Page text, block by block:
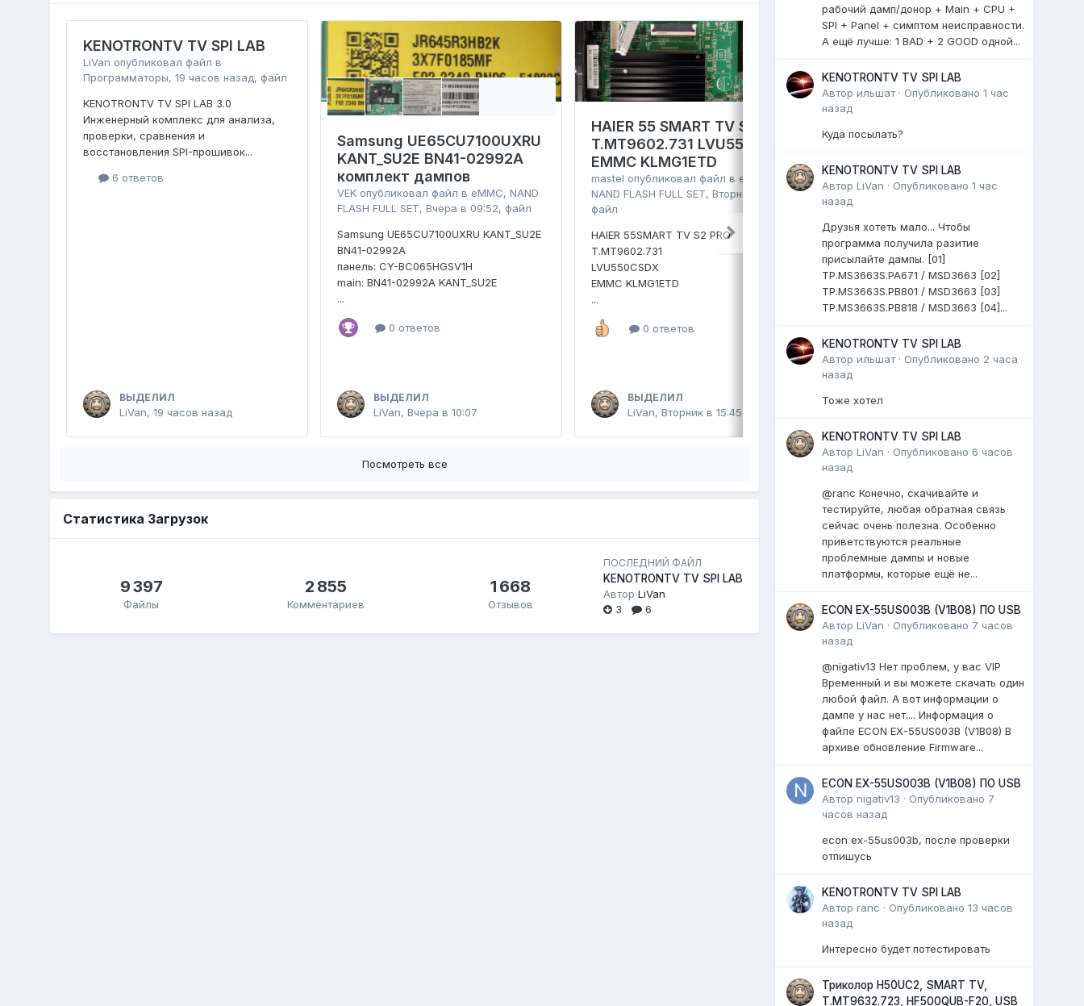
KENOTRONTV TV SPI LAB
LiVan опубликовал файл в
Программаторы,19 часов назад, файл
KENOTRONTV TV SPI LAB 3.0
Инженерный комплекс для анализа,
проверки, сравнения и
восстановления SPI-прошивок...
6 ответов
ВЫДЕЛИЛ
LiVan,19 часов назад
Samsung UE65CU7100UXRU
KANT_SU2E BN41-02992A
комплект дампов
VEK опубликовал файл в eMMC, NAND
FLASH FULL SET,Вчера в 09:52, файл
Samsung UE65CU7100UXRU KANT_SU2E
BN41-02992A
панель: CY-BC065HGSV1H
main: BN41-02992A KANT_SU2E
...
0 ответов
ВЫДЕЛИЛ
LiVan,Вчера в 10:07
HAIER 55 SMART TV S2 PRO,
T.MT9602.731 LVU550CSDX
EMMC KLMG1ETD
mastel опубликовал файл в eMMC,
NAND FLASH FULL SET,Вторник в 06:57,
файл
HAIER 55SMART TV S2 PRO
T.MT9602.731
LVU550CSDX
EMMC KLMG1ETD
...
0 ответов
ВЫДЕЛИЛ
LiVan,Вторник в 15:45
GAZER TV49-US2G,
HV490QUB, eMMC Toshiba
016G30 16GB, полный дамп
kmm
FLASH FULL SET, 29 июля
TV GAZER EMMC Dump
TV GAZER TV49-US2G
шасси: HK.T.RT2861V09
матрица: HV490QUB
0 ответов
ВЫДЕЛИЛ
Посмотреть все
Статистика Загрузок
9 397
Файлы
2 855
Комментариев
1 668
Отзывов
ПОСЛЕДНИЙ ФАЙЛ
KENOTRONTV TV SPI LAB
АвторLiVan
3
6
рабочий дамп/донор + Main + CPU +
SPI + Panel + симптом неисправности.
А ещё лучше: 1 BAD + 2 GOOD одной...
KENOTRONTV TV SPI LAB
Авторильшат· Опубликовано1 час
назад
Куда посылать?
KENOTRONTV TV SPI LAB
АвторLiVan · Опубликовано1 час
назад
Друзья хотеть мало... Чтобы
программа получила разитие
присылайте дампы. [01]
TP.MS3663S.PA671 / MSD3663 [02]
TP.MS3663S.PB801 / MSD3663 [03]
TP.MS3663S.PB818 / MSD3663 [04]...
KENOTRONTV TV SPI LAB
Авторильшат· Опубликовано 2 часа
назад
Тоже хотел
KENOTRONTV TV SPI LAB
АвторLiVan · Опубликовано 6 часов
назад
@ranc Конечно, скачивайте и
тестируйте, любая обратная связь
сейчас очень полезна. Особенно
приветствуются реальные
проблемные дампы и новые
платформы, которые ещё не...
ECON EX-55US003B (V1B08) ПО USB
АвторLiVan · Опубликовано 7 часов
назад
@nigativ13 Нет проблем, у вас VIP
Временный и вы можете скачать один
любой файл. А вот информации о
дампе у нас нет.... Информация о
файле ECON EX-55US003B (V1B08) В
архиве обновление Firmware...
ECON EX-55US003B (V1B08) ПО USB
Авторnigativ13 · Опубликовано 7
часов назад
econ ex-55us003b, после проверки
отпишусь
KENOTRONTV TV SPI LAB
Авторranc · Опубликовано13 часов
назад
Интересно будет потестировать
Триколор H50UC2, SMART TV,
T.MT9632.723, HF500QUB-F20, USB